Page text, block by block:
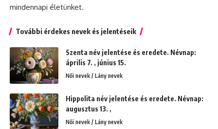
mindennapi életünket.
További érdekes nevek és jelentéseik
Szenta név jelentése és eredete. Névnap:
április 7. , június 15.
Női nevek / Lány nevek
Hippolita név jelentése és eredete. Névnap:
augusztus 13. ,
Női nevek / Lány nevek